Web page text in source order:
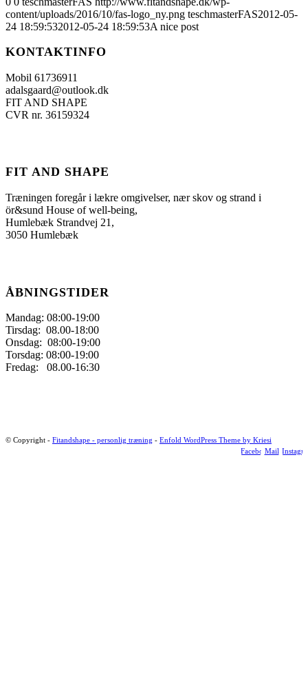
content/uploads/2016/10/fas-logo_ny.png teschmasterFAS2012-05-
24 18:59:532012-05-24 18:59:53A nice post
KONTAKTINFO
Mobil 61736911
adalsgaard@outlook.dk
FIT AND SHAPE
CVR nr. 36159324
FIT AND SHAPE
Træningen foregår i lækre omgivelser, nær skov og strand i
ör&sund House of well-being,
Humlebæk Strandvej 21,
3050 Humlebæk
ÅBNINGSTIDER
Mandag: 08:00-19:00
Tirsdag: 08.00-18:00
Onsdag: 08:00-19:00
Torsdag: 08:00-19:00
Fredag: 08.00-16:30
© Copyright - Fitandshape - personlig træning - Enfold WordPress Theme by Kriesi
FacebookMail